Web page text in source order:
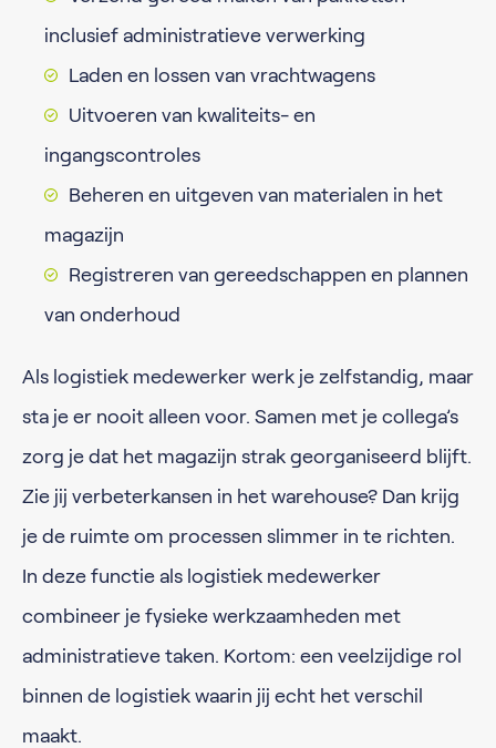
inclusief administratieve verwerking
Laden en lossen van vrachtwagens
Uitvoeren van kwaliteits- en
ingangscontroles
Beheren en uitgeven van materialen in het
magazijn
Registreren van gereedschappen en plannen
van onderhoud
Als logistiek medewerker werk je zelfstandig, maar
sta je er nooit alleen voor. Samen met je collega’s
zorg je dat het magazijn strak georganiseerd blijft.
Zie jij verbeterkansen in het warehouse? Dan krijg
je de ruimte om processen slimmer in te richten.
In deze functie als logistiek medewerker
combineer je fysieke werkzaamheden met
administratieve taken. Kortom: een veelzijdige rol
binnen de logistiek waarin jij echt het verschil
maakt.